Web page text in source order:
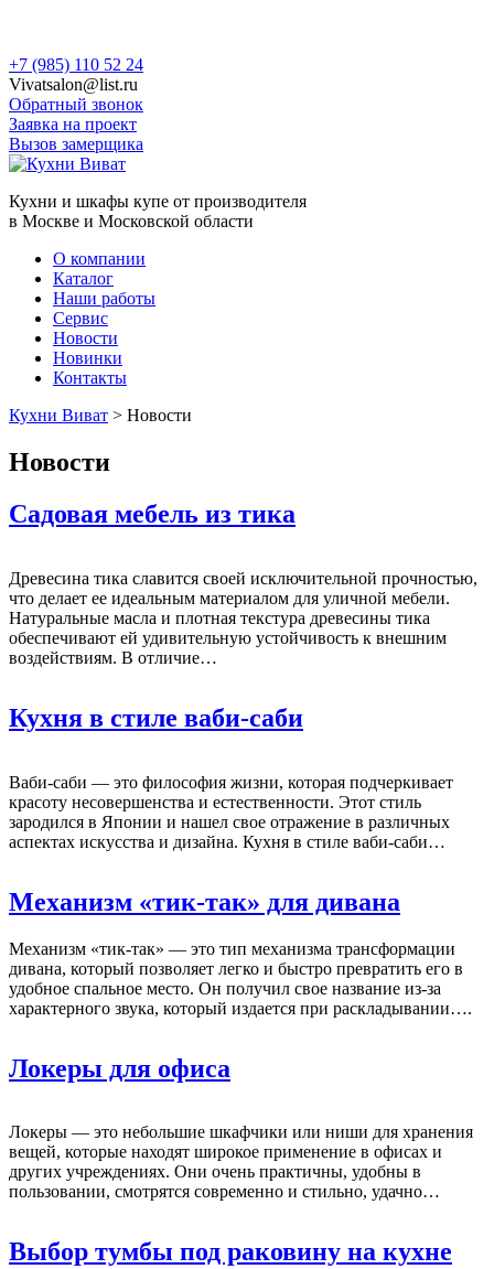
Skip
to
content
+7 (985) 110 52 24
Vivatsalon@list.ru
Обратный звонок
Заявка на проект
Вызов замерщика
Кухни и шкафы купе от производителя
в Москве и Московской области
О компании
Каталог
Наши работы
Сервис
Новости
Новинки
Контакты
Кухни Виват > Новости
Новости
Садовая мебель из тика
Древесина тика славится своей исключительной прочностью,
что делает ее идеальным материалом для уличной мебели.
Натуральные масла и плотная текстура древесины тика
обеспечивают ей удивительную устойчивость к внешним
воздействиям. В отличие…
Кухня в стиле ваби-саби
Ваби-саби — это философия жизни, которая подчеркивает
красоту несовершенства и естественности. Этот стиль
зародился в Японии и нашел свое отражение в различных
аспектах искусства и дизайна. Кухня в стиле ваби-саби…
Механизм «тик-так» для дивана
Механизм «тик-так» — это тип механизма трансформации
дивана, который позволяет легко и быстро превратить его в
удобное спальное место. Он получил свое название из-за
характерного звука, который издается при раскладывании….
Локеры для офиса
Локеры — это небольшие шкафчики или ниши для хранения
вещей, которые находят широкое применение в офисах и
других учреждениях. Они очень практичны, удобны в
пользовании, смотрятся современно и стильно, удачно…
Выбор тумбы под раковину на кухне